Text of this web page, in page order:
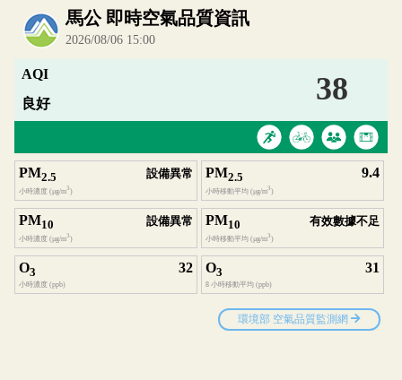
內嵌空氣品質小工具為視覺預覽，完整即時空